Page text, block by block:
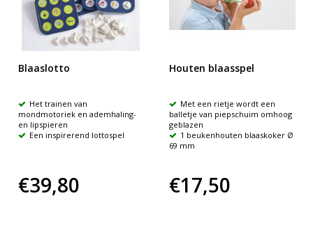
Blaaslotto
Het trainen van
mondmotoriek en ademhaling-
en lipspieren
Een inspirerend lottospel
€39,80
Houten blaasspel
Met een rietje wordt een
balletje van piepschuim omhoog
geblazen
1 beukenhouten blaaskoker Ø
69 mm
€17,50